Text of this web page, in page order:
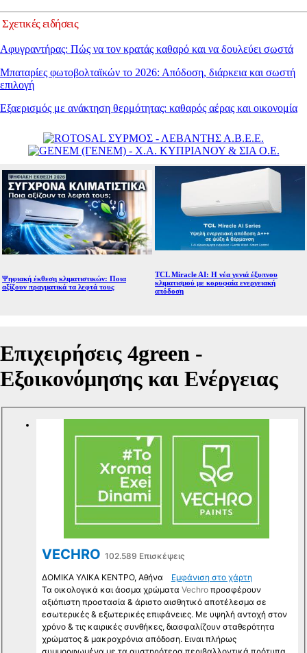
Σχετικές ειδήσεις
Αφυγραντήρας: Πώς να τον κρατάς καθαρό και να δουλεύει σωστά
Μπαταρίες φωτοβολταϊκών το 2026: Απόδοση, διάρκεια και σωστή
επιλογή
Εξαερισμός με ανάκτηση θερμότητας: καθαρός αέρας και οικονομία
Ψηφιακή έκθεση κλιματιστικών: Ποια
αξίζουν πραγματικά τα λεφτά τους
TCL Miracle AI: Η νέα γενιά έξυπνου
κλιματισμού με κορυφαία ενεργειακή
απόδοση